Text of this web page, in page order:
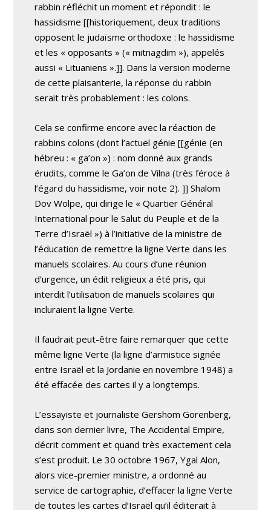
rabbin réfléchit un moment et répondit : le
hassidisme [[historiquement, deux traditions
opposent le judaïsme orthodoxe : le hassidisme
et les « opposants » (« mitnagdim »), appelés
aussi « Lituaniens ».]]. Dans la version moderne
de cette plaisanterie, la réponse du rabbin
serait très probablement : les colons.
Cela se confirme encore avec la réaction de
rabbins colons (dont l’actuel génie [[génie (en
hébreu : « ga’on ») : nom donné aux grands
érudits, comme le Ga’on de Vilna (très féroce à
l’égard du hassidisme, voir note 2). ]] Shalom
Dov Wolpe, qui dirige le « Quartier Général
International pour le Salut du Peuple et de la
Terre d’Israël ») à l’initiative de la ministre de
l’éducation de remettre la ligne Verte dans les
manuels scolaires. Au cours d’une réunion
d’urgence, un édit religieux a été pris, qui
interdit l’utilisation de manuels scolaires qui
incluraient la ligne Verte.
Il faudrait peut-être faire remarquer que cette
même ligne Verte (la ligne d’armistice signée
entre Israël et la Jordanie en novembre 1948) a
été effacée des cartes il y a longtemps.
L’essayiste et journaliste Gershom Gorenberg,
dans son dernier livre, The Accidental Empire,
décrit comment et quand très exactement cela
s’est produit. Le 30 octobre 1967, Ygal Alon,
alors vice-premier ministre, a ordonné au
service de cartographie, d’effacer la ligne Verte
de toutes les cartes d’Israël qu’il éditerait à